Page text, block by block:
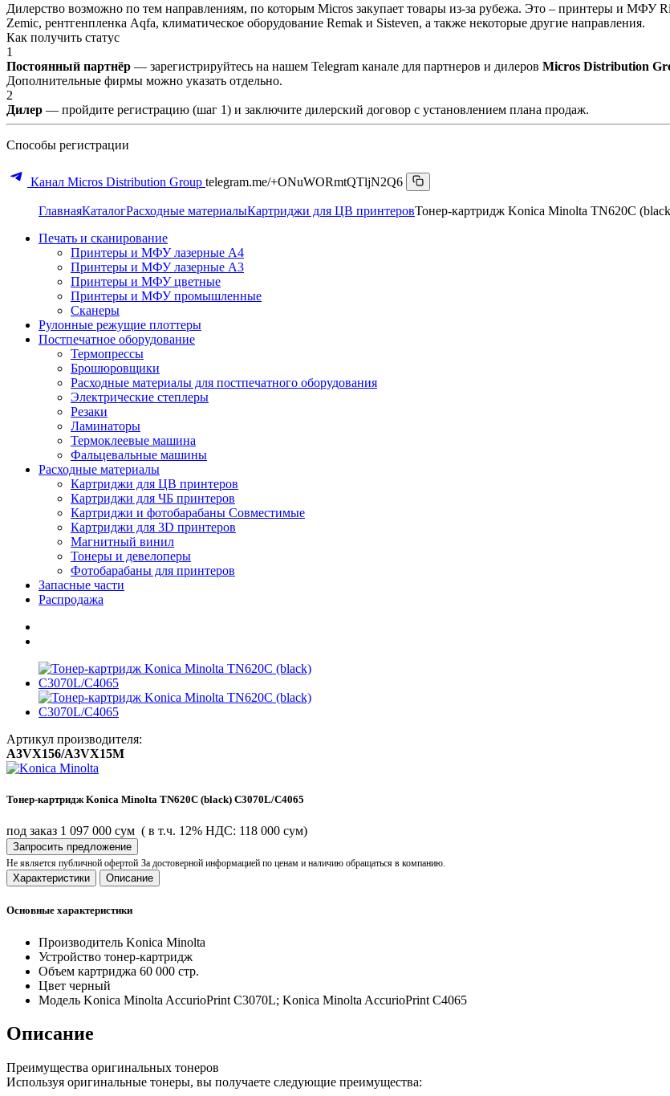
Дилерство возможно по тем направлениям, по которым Micros закупает товары из-за рубежа. Это – принтеры и МФУ
Zemic, рентгенпленка Aqfa, климатическое оборудование Remak и Sisteven, а также некоторые другие направления.
Как получить статус
1
Постоянный партнёр — зарегистрируйтесь на нашем Telegram канале для партнеров и дилеров Micros Distribution
Дополнительные фирмы можно указать отдельно.
2
Дилер — пройдите регистрацию (шаг 1) и заключите дилерский договор с установлением плана продаж.
Способы регистрации
Канал Micros Distribution Group telegram.me/+ONuWORmtQTljN2Q6
ГлавнаяКаталогРасходные материалыКартриджи для ЦВ принтеровТонер-картридж Konica Minolta TN620C
Печать и сканирование
Принтеры и МФУ лазерные А4
Принтеры и МФУ лазерные А3
Принтеры и МФУ цветные
Принтеры и МФУ промышленные
Сканеры
Рулонные режущие плоттеры
Постпечатное оборудование
Термопрессы
Брошюровщики
Расходные материалы для постпечатного оборудования
Электрические степлеры
Резаки
Ламинаторы
Термоклеевые машина
Фальцевальные машины
Расходные материалы
Картриджи для ЦВ принтеров
Картриджи для ЧБ принтеров
Картриджи и фотобарабаны Совместимые
Картриджи для 3D принтеров
Магнитный винил
Тонеры и девелоперы
Фотобарабаны для принтеров
Запасные части
Распродажа
Артикул производителя:
A3VX156/A3VX15M
Тонер-картридж Konica Minolta TN620C (black) C3070L/C4065
под заказ 1 097 000 сум ( в т.ч. 12% НДС: 118 000 сум)
Запросить предложение
Не является публичной офертой За достоверной информацией по ценам и наличию обращаться в компанию.
Характеристики Описание
Основные характеристики
Производитель Konica Minolta
Устройство тонер-картридж
Объем картриджа 60 000 стр.
Цвет черный
Модель Konica Minolta AccurioPrint C3070L; Konica Minolta AccurioPrint C4065
Описание
Преимущества оригинальных тонеров
Используя оригинальные тонеры, вы получаете следующие преимущества: